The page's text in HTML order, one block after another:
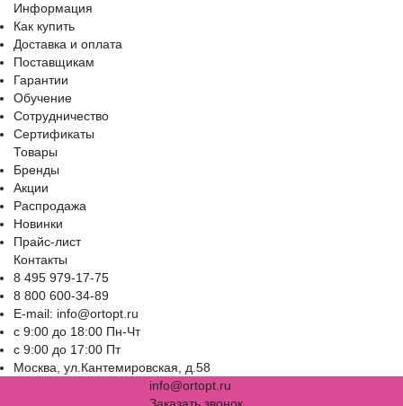
Информация
Как купить
Доставка и оплата
Поставщикам
Гарантии
Обучение
Сотрудничество
Сертификаты
Товары
Бренды
Акции
Распродажа
Новинки
Прайс-лист
Контакты
8 495 979-17-75
8 800 600-34-89
E-mail: info@ortopt.ru
c 9:00 до 18:00 Пн-Чт
c 9:00 до 17:00 Пт
Москва, ул.Кантемировская, д.58
info@ortopt.ru